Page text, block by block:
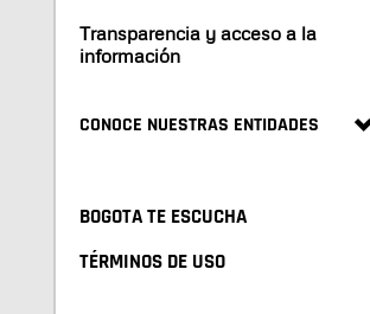
Transparencia y acceso a la
información
CONOCE NUESTRAS ENTIDADES
BOGOTA TE ESCUCHA
TÉRMINOS DE USO